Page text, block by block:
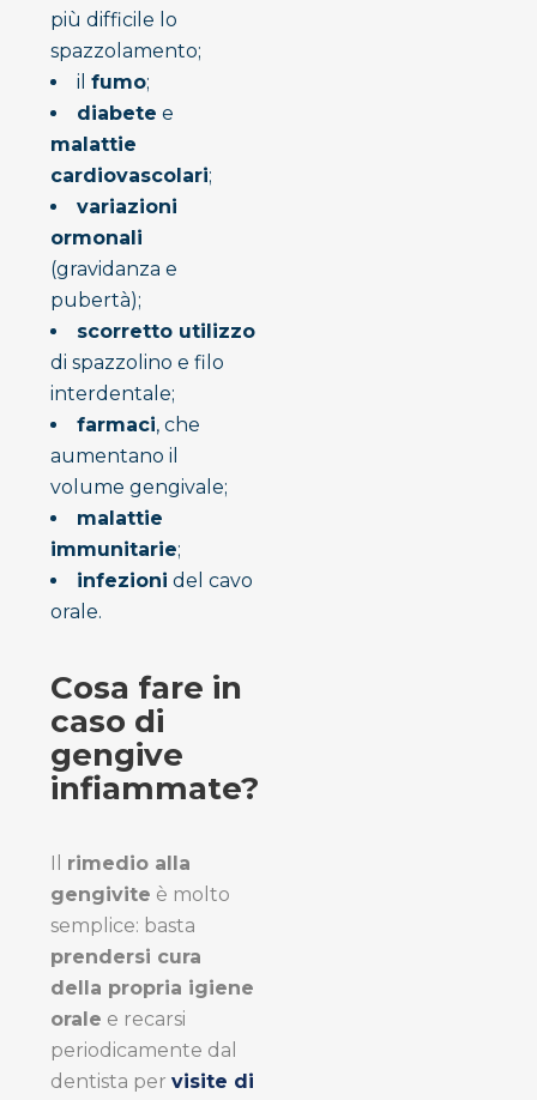
più difficile lo
spazzolamento;
il fumo;
diabete e
malattie
cardiovascolari;
variazioni
ormonali
(gravidanza e
pubertà);
scorretto utilizzo
di spazzolino e filo
interdentale;
farmaci, che
aumentano il
volume gengivale;
malattie
immunitarie;
infezioni del cavo
orale.
Cosa fare in
caso di
gengive
infiammate?
Il rimedio alla
gengivite è molto
semplice: basta
prendersi cura
della propria igiene
orale e recarsi
periodicamente dal
dentista per visite di